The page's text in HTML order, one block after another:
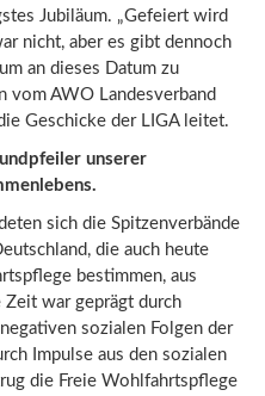
Jubiläum. „Gefeiert wird
nicht, aber es gibt dennoch
an dieses Datum zu
vom AWO Landesverband
Geschicke der LIGA leitet.
unserer
sich die Spitzenverbände
die auch heute
bestimmen, aus
war geprägt durch
sozialen Folgen der
Impulse aus den sozialen
die Freie Wohlfahrtspflege